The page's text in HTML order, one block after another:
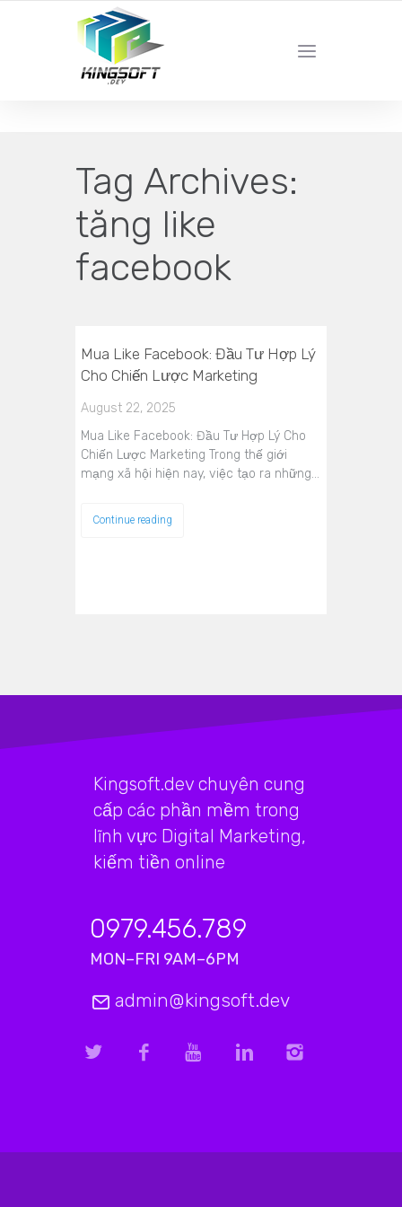
YOUR LOCAL DIGITAL MARKETING AGENCY
Tag Archives:
tăng like
facebook
Mua Like Facebook: Đầu Tư Hợp Lý
Cho Chiến Lược Marketing
August 22, 2025
Mua Like Facebook: Đầu Tư Hợp Lý Cho
Chiến Lược Marketing Trong thế giới
mạng xã hội hiện nay, việc tạo ra những…
Continue reading
Kingsoft.dev chuyên cung
cấp các phần mềm trong
lĩnh vực Digital Marketing,
kiếm tiền online
0979.456.789
MON–FRI 9AM–6PM
admin@kingsoft.dev